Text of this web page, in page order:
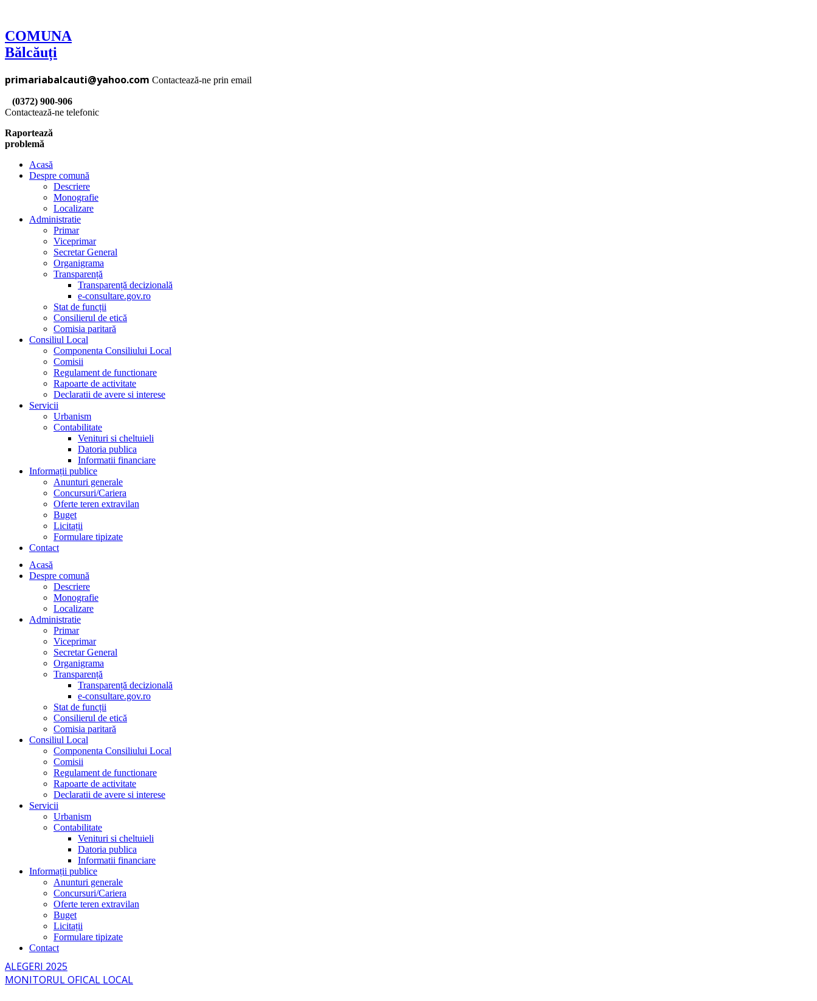
COMUNA
Bălcăuți
primariabalcauti@yahoo.com Contactează-ne prin email
(0372) 900-906
Contactează-ne telefonic
Raportează
problemă
Acasă
Despre comună
Descriere
Monografie
Localizare
Administratie
Primar
Viceprimar
Secretar General
Organigrama
Transparență
Transparență decizională
e-consultare.gov.ro
Stat de funcții
Consilierul de etică
Comisia paritară
Consiliul Local
Componenta Consiliului Local
Comisii
Regulament de functionare
Rapoarte de activitate
Declaratii de avere si interese
Servicii
Urbanism
Contabilitate
Venituri si cheltuieli
Datoria publica
Informatii financiare
Informații publice
Anunturi generale
Concursuri/Cariera
Oferte teren extravilan
Buget
Licitații
Formulare tipizate
Contact
Acasă
Despre comună
Descriere
Monografie
Localizare
Administratie
Primar
Viceprimar
Secretar General
Organigrama
Transparență
Transparență decizională
e-consultare.gov.ro
Stat de funcții
Consilierul de etică
Comisia paritară
Consiliul Local
Componenta Consiliului Local
Comisii
Regulament de functionare
Rapoarte de activitate
Declaratii de avere si interese
Servicii
Urbanism
Contabilitate
Venituri si cheltuieli
Datoria publica
Informatii financiare
Informații publice
Anunturi generale
Concursuri/Cariera
Oferte teren extravilan
Buget
Licitații
Formulare tipizate
Contact
ALEGERI 2025
MONITORUL OFICAL LOCAL